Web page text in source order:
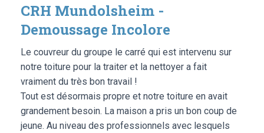
CRH Mundolsheim -
Demoussage Incolore
Le couvreur du groupe le carré qui est intervenu sur
notre toiture pour la traiter et la nettoyer a fait
vraiment du très bon travail !
Tout est désormais propre et notre toiture en avait
grandement besoin. La maison a pris un bon coup de
jeune. Au niveau des professionnels avec lesquels